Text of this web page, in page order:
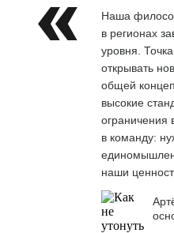
Наша
в регионах
уровня.
открывать
общей
высокие
ограничения
в команду:
наши